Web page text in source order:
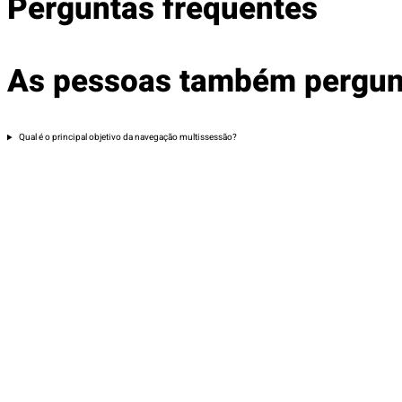
As pessoas também
Qual é o principal objetivo da navegação multissessão?